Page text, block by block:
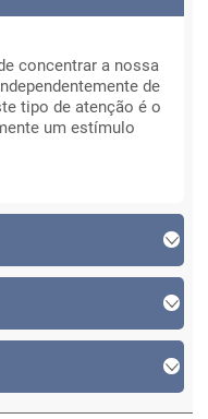
concentrar a nossa
de
tipo de atenção é o
um estímulo